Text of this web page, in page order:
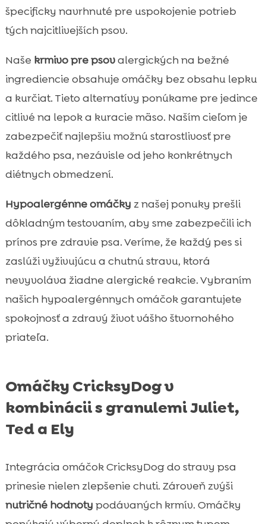
špecificky navrhnuté pre uspokojenie potrieb
tých najcitlivejších psov.
Naše krmivo pre psovalergických na bežné
ingrediencie obsahuje omáčky bez obsahu lepku
a kurčiat. Tieto alternatívy ponúkame pre jedince
citlivé na lepok a kuracie mäso. Naším cieľom je
zabezpečiť najlepšiu možnú starostlivosť pre
každého psa, nezávisle od jeho konkrétnych
diétnych obmedzení.
Hypoalergénne omáčky z našej ponuky prešli
dôkladným testovaním, aby sme zabezpečili ich
prínos pre zdravie psa. Veríme, že každý pes si
zaslúži vyživujúcu a chutnú stravu, ktorá
nevyvoláva žiadne alergické reakcie. Vybraním
našich hypoalergénnych omáčok garantujete
spokojnosť a zdravý život vášho štvornohého
priateľa.
Omáčky CricksyDog v
kombinácii s granulemi Juliet,
Ted a Ely
Integrácia omáčok CricksyDog do stravy psa
prinesie nielen zlepšenie chuti. Zároveň zvýši
nutričné hodnoty podávaných krmív. Omáčky